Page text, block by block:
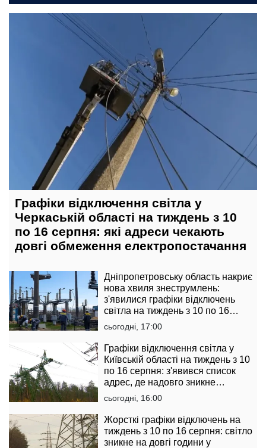
сьогодні, 18:00
Графіки відключення світла у
Черкаській області на тиждень з 10
по 16 серпня: які адреси чекають
довгі обмеження електропостачання
Дніпропетровську область накриє
нова хвиля знеструмлень:
з'явилися графіки відключень
світла на тиждень з 10 по 16
серпня
сьогодні, 17:00
Графіки відключення світла у
Київській області на тиждень з 10
по 16 серпня: з'явився список
адрес, де надовго зникне
електрика
сьогодні, 16:00
Жорсткі графіки відключень на
тиждень з 10 по 16 серпня: світло
зникне на довгі години у